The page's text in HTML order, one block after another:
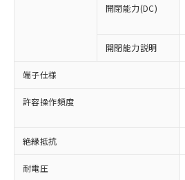
開閉能力(DC)
開閉能力説明
端子仕様
許容操作頻度
絶縁抵抗
耐電圧
本サービスは、当社
商品の当社在庫状況お
(税抜)を提供させてい
当社制御機器事業取
本サービスの対象外
ことをご了承ください
在庫状況および標準
記載している更新日
タに基づき作成され
準価格とは異なる場
調査・確認中：EU RoHS
非含有の対応状況を調査中
非該当品：ライセンス料な
害物質有無と関係のない商
仕入先様の事情により、非
いたものが、含有品と判明
むを得ず変更することがあ
*EU RoHS指令（10物質）：
鉛(Pb) 1000ppm以下、 水銀(Hg)
六価クロム(Cr(Ⅵ)) 1000ppm以下
「○」：最大均質材料含有
基準値以下であることを示
「×」：最大均質材料含有
基準値を超えていることを
「－」：未確認です。当社
当社は、これら貴社
為替および外国貿易
（以下｢規制貨物等」
または国外への提供
国政府の輸出許可(ま
可)を取得するなどの